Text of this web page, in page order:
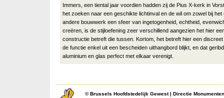
Immers, een tiental jaar voordien hadden zij de Pius X-kerk in
het zoeken naar een geschikte lichtinval en de wil om zowel bij het
andere bouwwerk een sfeer van ingetogenheid, echtheid,
creëren, is de stijloefening zeer verschillend aangezien het hier
constructie betreft die tussen. Kortom, het betreft hier een
de functie enkel uit een bescheiden uithangbord blijkt, en dat
aluminium en glas perfect met elkaar verenigt.
©Brussels Hoofdstedelijk Gewest| Directie